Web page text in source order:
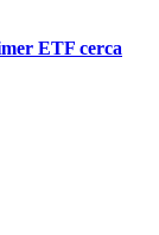
ETF cerca